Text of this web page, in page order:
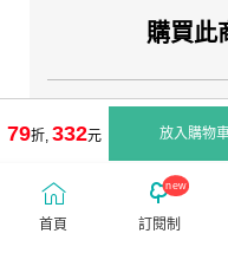
首頁
new
訂閱制
79折, 332元 放入購物
購買此